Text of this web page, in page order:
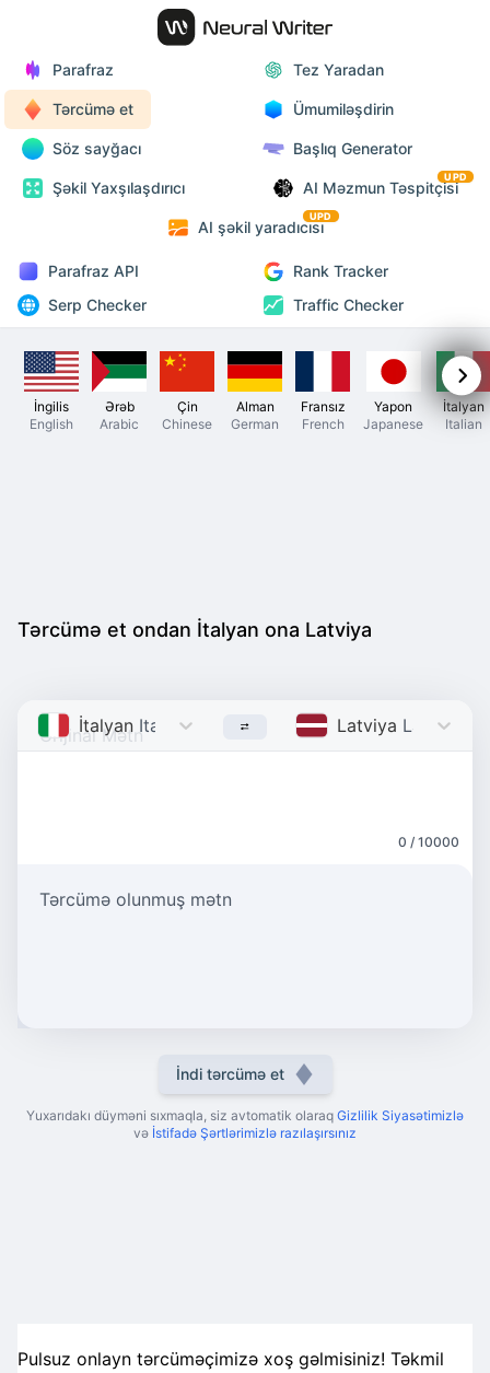
Parafraz Tez Yaradan
Tərcümə et Ümumiləşdirin
Söz sayğacı Başlıq Generator
Şəkil Yaxşılaşdırıcı AI Məzmun Təspitçisi
UPD
AI şəkil yaradıcısı
UPD
Parafraz API
Rank Tracker
Serp Checker
Traffic Checker
İngilis
English
Ərəb
Arabic
Çin
Chinese
Alman
German
Fransız
French
Yapon
Japanese
İtalyan
Italian
Tərcümə et ondan İtalyan ona Latviya
İtalyan Italian Latviya Latvian
0 / 10000
Tərcümə olunmuş mətn
İndi tərcümə et
Yuxarıdakı düyməni sıxmaqla, siz avtomatik olaraq Gizlilik Siyasətimizlə
və İstifadə Şərtlərimizlə razılaşırsınız
Pulsuz onlayn tərcüməçimizə xoş gəlmisiniz! Təkmil